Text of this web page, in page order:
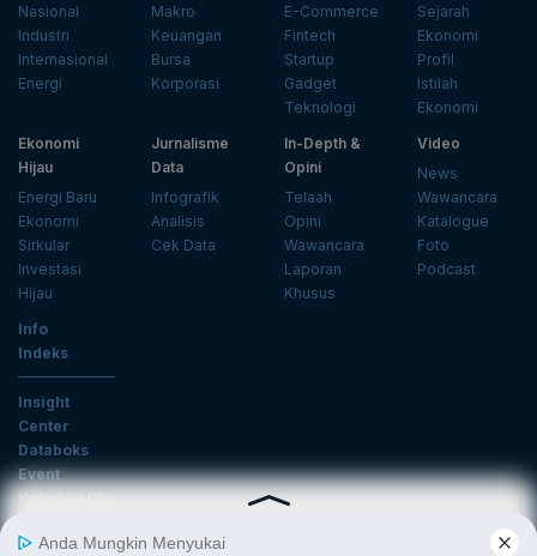
Nasional
Industri
Internasional
Energi
Makro
Keuangan
Bursa
Korporasi
E-Commerce
Fintech
Startup
Gadget
Teknologi
Sejarah
Ekonomi
Profil
Istilah
Ekonomi
Ekonomi
Hijau
Energi Baru
Ekonomi
Sirkular
Investasi
Hijau
Jurnalisme
Data
Infografik
Analisis
Cek Data
In-Depth &
Opini
Telaah
Opini
Wawancara
Laporan
Khusus
Video
News
Wawancara
Katalogue
Foto
Podcast
Info
Indeks
Insight
Center
Databoks
Event
KatadataOto